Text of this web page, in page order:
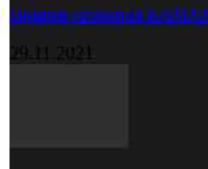
Прицеп самосвал
29.11.2021